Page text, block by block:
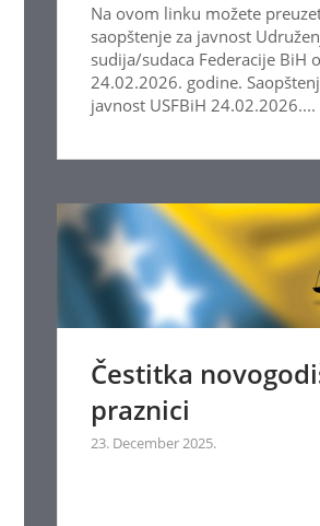
Na ovom linku možete
saopštenje za javnost
sudija/sudaca Federacije BiH
24.02.2026. godine.
javnost USFBiH 24.02.2026....
Čestitka
praznici
23. December 2025.